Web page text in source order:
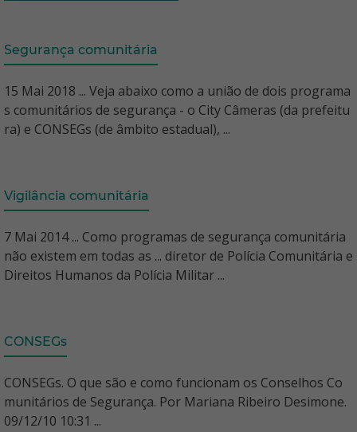
Segurança comunitária
15 Mai 2018 ... Veja abaixo como a união de dois programa
s comunitários de segurança - o City Câmeras (da prefeitu
ra) e CONSEGs (de âmbito estadual), ...
Vigilância comunitária
7 Mai 2014 ... Como programas de segurança comunitária
não existem em todas as ... diretor de Polícia Comunitária e
Direitos Humanos da Polícia Militar ...
CONSEGs
CONSEGs. O que são e como funcionam os Conselhos Co
munitários de Segurança. Por Mariana Ribeiro Desimone.
09/12/10 10:31 ...